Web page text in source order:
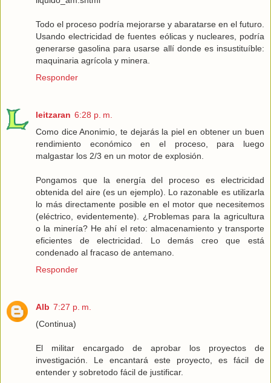
Todo el proceso podría mejorarse y abaratarse en el futuro.
Usando electricidad de fuentes eólicas y nucleares, podría
generarse gasolina para usarse allí donde es insustituíble:
maquinaria agrícola y minera.
Responder
leitzaran 6:28 p. m.
Como dice Anonimio, te dejarás la piel en obtener un buen
rendimiento económico en el proceso, para luego
malgastar los 2/3 en un motor de explosión.
Pongamos que la energía del proceso es electricidad
obtenida del aire (es un ejemplo). Lo razonable es utilizarla
lo más directamente posible en el motor que necesitemos
(eléctrico, evidentemente). ¿Problemas para la agricultura
o la minería? He ahí el reto: almacenamiento y transporte
eficientes de electricidad. Lo demás creo que está
condenado al fracaso de antemano.
Responder
Alb 7:27 p. m.
(Continua)
El militar encargado de aprobar los proyectos de
investigación. Le encantará este proyecto, es fácil de
entender y sobretodo fácil de justificar.